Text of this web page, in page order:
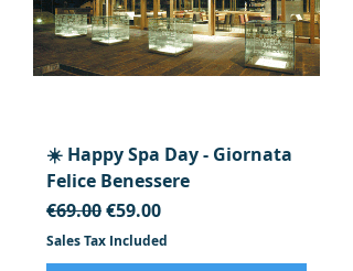
☀️ Happy Spa Day - Giornata
Felice Benessere
Regular Price
€69.00Sale Price
€59.00
Sales Tax Included